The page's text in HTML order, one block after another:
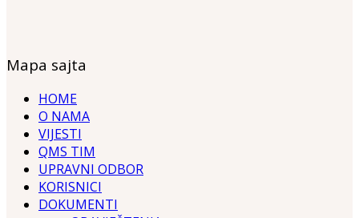
Mapa sajta
HOME
O NAMA
VIJESTI
QMS TIM
UPRAVNI ODBOR
KORISNICI
DOKUMENTI